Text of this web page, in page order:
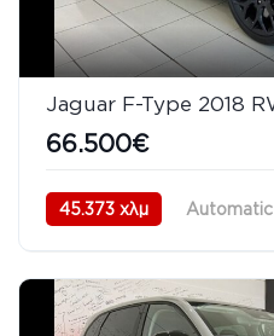
66.500€
45.373 χλμ Automatic